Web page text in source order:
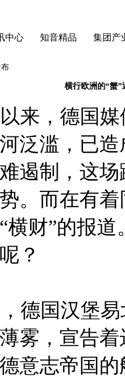
中心 知音精品 集团产
布
横行欧洲的“蟹
，德国媒
泛滥，已
难遏制，这
。而在有
横财”的报
？
国汉堡易
雾，宣告
意志帝国